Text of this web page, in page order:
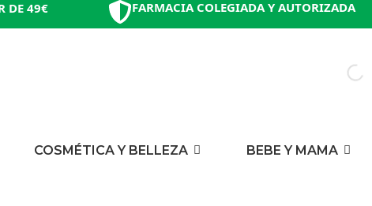
DE 49€ FARMACIA COLEGIADA Y AUTORIZADA
COSMÉTICA Y BELLEZA BEBE Y MAMA